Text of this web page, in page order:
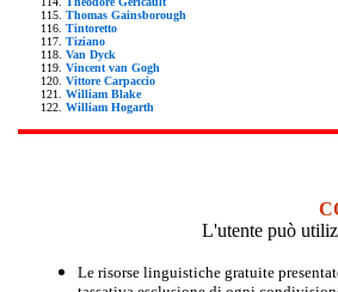
Thomas Gainsborough
Tintoretto
Tiziano
Van Dyck
Vincent van Gogh
Vittore Carpaccio
William Blake
William Hogarth
L'utente può
Le risorse linguistiche gratuite